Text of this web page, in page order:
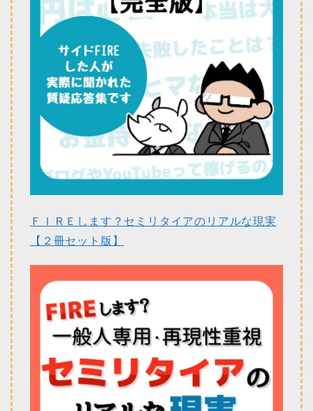
ＦＩＲＥします？セミリタイアのリアルな現実
【２冊セット版】